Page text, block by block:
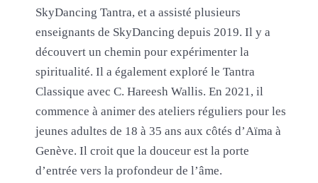
SkyDancing Tantra, et a assisté plusieurs
enseignants de SkyDancing depuis 2019. Il y a
découvert un chemin pour expérimenter la
spiritualité. Il a également exploré le Tantra
Classique avec C. Hareesh Wallis. En 2021, il
commence à animer des ateliers réguliers pour les
jeunes adultes de 18 à 35 ans aux côtés d’Aïma à
Genève. Il croit que la douceur est la porte
d’entrée vers la profondeur de l’âme.